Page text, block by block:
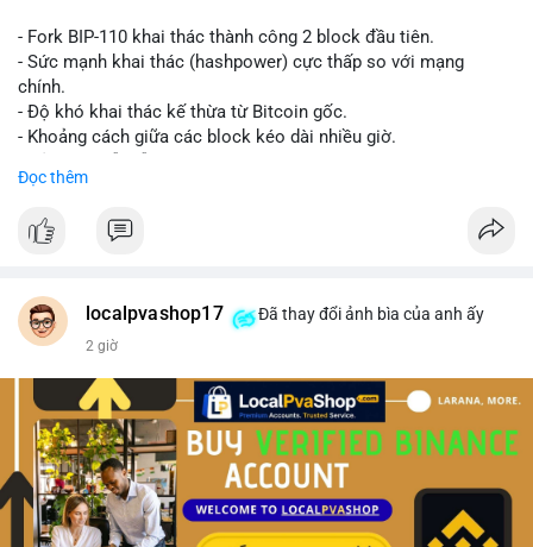
- Fork BIP-110 khai thác thành công 2 block đầu tiên.
- Sức mạnh khai thác (hashpower) cực thấp so với mạng
chính.
- Độ khó khai thác kế thừa từ Bitcoin gốc.
- Khoảng cách giữa các block kéo dài nhiều giờ.
#vlikevn #titanbot
Đọc thêm
localpvashop17 Đã thay đổi ảnh bìa của anh ấy
2 giờ